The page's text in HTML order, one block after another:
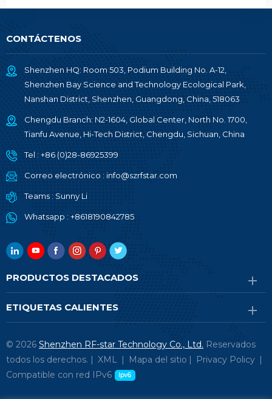
CONTÁCTENOS
Shenzhen HQ: Room 503, Podium Building No. A-12,
Shenzhen Bay Science and Technology Ecological Park,
Nanshan District, Shenzhen, Guangdong, China, 518063
Chengdu Branch: N2-1604, Global Center, North No. 1700,
Tianfu Avenue, Hi-Tech District, Chengdu, Sichuan, China
Tel : +86 (0)28-86925399
Correo electrónico : info@szrfstar.com
Teams : Sunny Li
Whatsapp : +8618190842785
PRODUCTOS DESTACADOS
ETIQUETAS CALIENTES
© 2026 Shenzhen RF-star Technology Co., Ltd. Reservados
todos los derechos. | XML | Mapa del sitio | Privacy Policy |
Compatible con red IPv6